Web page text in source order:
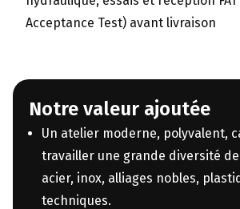
Acceptance Test) avant livraison
Notre valeur ajoutée
Un atelier moderne, polyvalent,
travailler une grande diversité
acier, inox, alliages nobles,
techniques.